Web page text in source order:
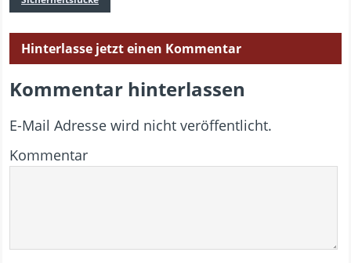
Hinterlasse jetzt einen Kommentar
Kommentar hinterlassen
E-Mail Adresse wird nicht veröffentlicht.
Kommentar